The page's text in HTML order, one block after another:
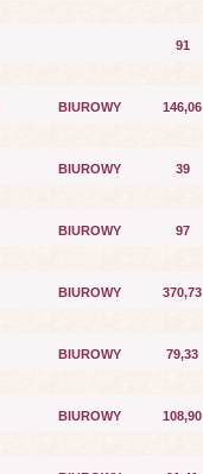
91
BIUROWY 146,06
BIUROWY 39
BIUROWY 97
BIUROWY 370,73
BIUROWY 79,33
BIUROWY 108,90